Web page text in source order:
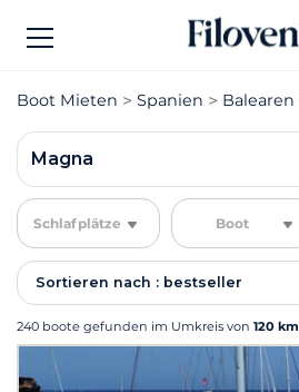
Boot Mieten Spanien Balearen
Magna
Schlafplätze Boot
Sortieren nach : bestseller
240 boote gefunden im Umkreis von 120 km